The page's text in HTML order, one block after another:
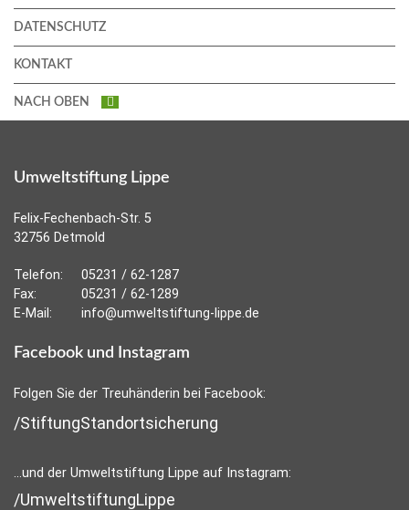
DATENSCHUTZ
KONTAKT
NACH OBEN
Umweltstiftung Lippe
Felix-Fechenbach-Str. 5
32756 Detmold
Telefon:
05231 / 62-1287
Fax:
05231 / 62-1289
E-Mail:
info@umweltstiftung-lippe.de
Facebook und Instagram
Folgen Sie der Treuhänderin bei Facebook:
/StiftungStandortsicherung
...und der Umweltstiftung Lippe auf Instagram:
/UmweltstiftungLippe